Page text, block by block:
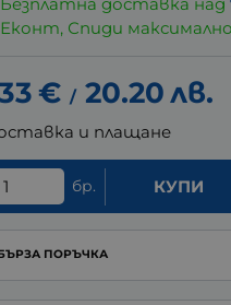
Еконт, Спиди максимално
€ / 20.20лв.
и плащане
бр. КУПИ
ПОРЪЧКА